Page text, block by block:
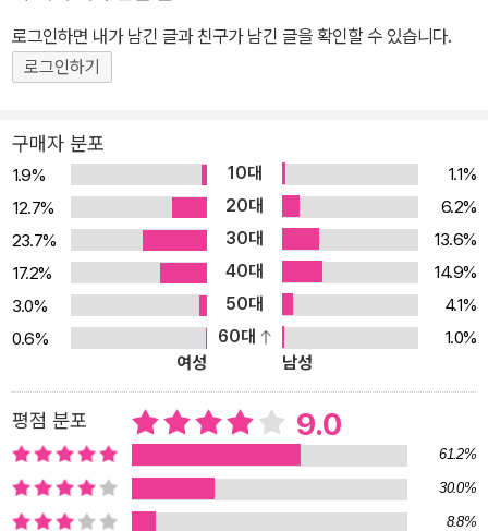
인자의 다층적인 심리를 다룬 크라임 스릴러다. 죽은 자들이 남기는
어둠의 시인 포의 시구, 마지막에 이르러서야 모두 연결되는 기이한
살인 사건들, 미국 전역에서 이어지는 끊임없는 추적… 인간만이 느낄
고 형은 자살했다, 그리고 나는 그 죽음의 진실을 밝힐 것이다… 소름
이 돋는 듯한 완벽한 이야기 구조, 진정한 스토리텔러 마이클 코넬리
의 저력을 맛볼 수 있는 작품 신문사 사회부 소속이자 살인사건 기획
기사 전문기자인 잭 매커보이는 어느 날 갑작스럽게 쌍둥이 형이자
경찰인 숀의 자살 소식을 듣는다. 잭은 슬픔에 잠긴 가족들의 비난에
도 불구하고 경찰관 자살에 관한 기획기사를 준비하기 시작한다. 그
러나 전국 경찰관 자살 사건 조사 중 형이 마지막으로 남긴 유서의 문
구가 에드가 앨런 포의 시구이고 타 경찰관 자살사건 속에서도 포의
하기 시작한다. 가장 연관성이 높은 몇 건의 자살 사건을 추려낸 잭은
이 사건들이 일련의 패턴―엽기적인 성범죄 살인사건 담당 경찰관의
스트레스성 자살―을 가지고 있음을 알고 미국 전역을 돌아다니며 범
인을 쫓기 시작한다. 살인사건 기획기사 전문기자인 주인공, 희대의
로그인하면 내가 남긴 글과 친구가 남긴 글을 확인할 수 있습니다.
로그인하기
구매자 분포
1.9% 10대
1.1%
12.7%
20대
6.2%
23.7%
30대
13.6%
17.2%
40대
14.9%
3.0%
50대
4.1%
0.6%
60대
1.0%
여성
남성
평점 분포 9.0
61.2%
30.0%
8.8%